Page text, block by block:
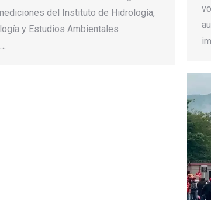
del Instituto de Hidrología,
y Estudios Ambientales